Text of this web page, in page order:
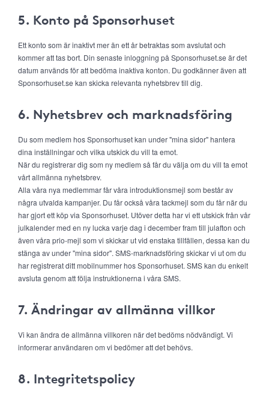
5. Konto på Sponsorhuset
Ett konto som är inaktivt mer än ett år betraktas som avslutat och
kommer att tas bort. Din senaste inloggning på Sponsorhuset.se är det
datum används för att bedöma inaktiva konton. Du godkänner även att
Sponsorhuset.se kan skicka relevanta nyhetsbrev till dig.
6. Nyhetsbrev och marknadsföring
Du som medlem hos Sponsorhuset kan under "mina sidor" hantera
dina inställningar och vilka utskick du vill ta emot.
När du registrerar dig som ny medlem så får du välja om du vill ta emot
vårt allmänna nyhetsbrev.
Alla våra nya medlemmar får våra introduktionsmejl som består av
några utvalda kampanjer. Du får också våra tackmejl som du får när du
har gjort ett köp via Sponsorhuset. Utöver detta har vi ett utskick från vår
julkalender med en ny lucka varje dag i december fram till julafton och
även våra prio-mejl som vi skickar ut vid enstaka tillfällen, dessa kan du
stänga av under "mina sidor". SMS-marknadsföring skickar vi ut om du
har registrerat ditt mobilnummer hos Sponsorhuset. SMS kan du enkelt
avsluta genom att följa instruktionerna i våra SMS.
7. Ändringar av allmänna villkor
Vi kan ändra de allmänna villkoren när det bedöms nödvändigt. Vi
informerar användaren om vi bedömer att det behövs.
8. Integritetspolicy